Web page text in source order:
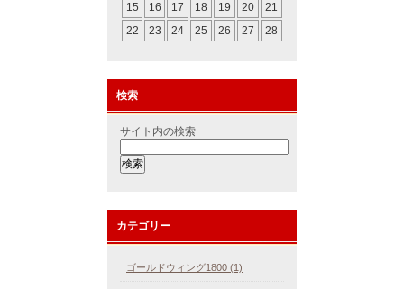
15
16 17 18 19 20
21
22
23 24 25 26 27 28
検索
サイト内の検索
カテゴリー
ゴールドウィング1800 (1)